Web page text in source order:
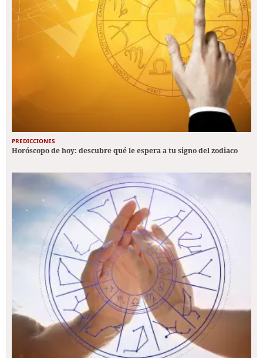
PREDICCIONES
Horóscopo de hoy: descubre qué le espera a tu signo del zodiaco